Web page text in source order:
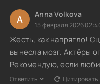
A Anna Volkova
15 февраля 2026
Жесть, как напрягло!
вынесла мозг. Актёры
Рекомендую, если
Ответить Цитировать